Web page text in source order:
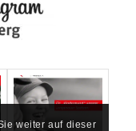
weiter auf dieser